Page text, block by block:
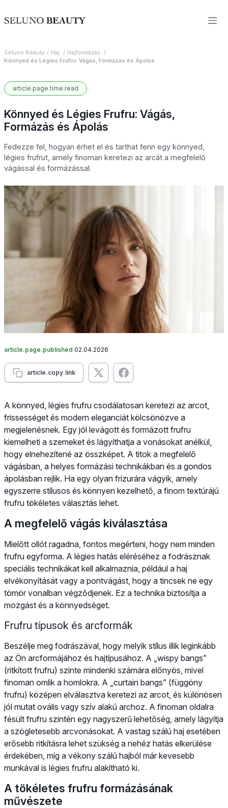
Seluno Beauty Haj
Hajformázás
Könnyed és Légies Frufru: Vágás, Formázás és Ápolás
article.page.time.read
Könnyed és Légies Frufru: Vágás,
Formázás és Ápolás
Fedezze fel, hogyan érhet el és tarthat fenn egy könnyed,
légies frufrut, amely finoman keretezi az arcát a megfelelő
vágással és formázással.
article.page.published 02.04.2026
article.copy.link
A könnyed, légies frufru csodálatosan keretezi az arcot,
frissességet és modern eleganciát kölcsönözve a
megjelenésnek. Egy jól levágott és formázott frufru
kiemelheti a szemeket és lágyíthatja a vonásokat anélkül,
hogy elnehezítené az összképet. A titok a megfelelő
vágásban, a helyes formázási technikákban és a gondos
ápolásban rejlik. Ha egy olyan frizurára vágyik, amely
egyszerre stílusos és könnyen kezelhető, a finom textúrájú
frufru tökéletes választás lehet.
A megfelelő vágás kiválasztása
Mielőtt ollót ragadna, fontos megérteni, hogy nem minden
frufru egyforma. A légies hatás eléréséhez a fodrásznak
speciális technikákat kell alkalmaznia, például a haj
elvékonyítását vagy a pontvágást, hogy a tincsek ne egy
tömör vonalban végződjenek. Ez a technika biztosítja a
mozgást és a könnyedséget.
Frufru típusok és arcformák
Beszélje meg fodrászával, hogy melyik stílus illik leginkább
az Ön arcformájához és hajtípusához. A „wispy bangs”
(ritkított frufru) szinte mindenki számára előnyös, mivel
finoman omlik a homlokra. A „curtain bangs” (függöny
frufru) középen elválasztva keretezi az arcot, és különösen
jól mutat ovális vagy szív alakú archoz. A finoman oldalra
fésült frufru szintén egy nagyszerű lehetőség, amely lágyítja
a szögletesebb arcvonásokat. A vastag szálú haj esetében
erősebb ritkításra lehet szükség a nehéz hatás elkerülése
érdekében, míg a vékony szálú hajból már kevesebb
munkával is légies frufru alakítható ki.
A tökéletes frufru formázásának
művészete